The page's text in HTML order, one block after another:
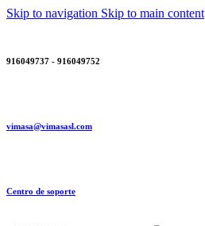
Skip to navigation Skip to main content
916049737 - 916049752
vimasa@vimasasl.com
Centro de soporte